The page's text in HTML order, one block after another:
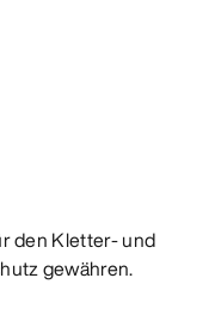
den Kletter- und
gewähren.